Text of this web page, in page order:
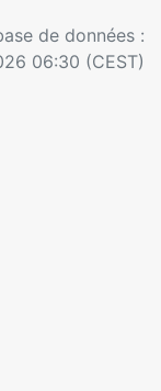
de données :
06:30 (CEST)